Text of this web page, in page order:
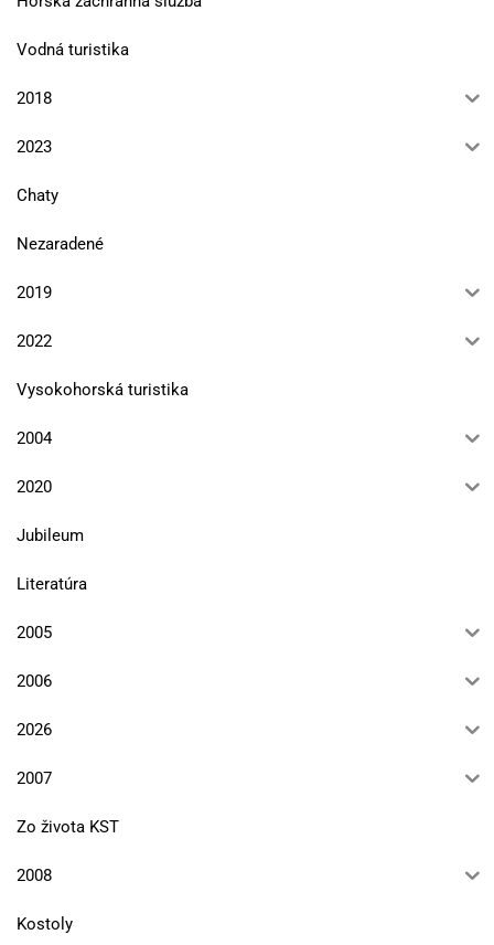
Vodná turistika
2018
2023
Chaty
Nezaradené
2019
2022
Vysokohorská turistika
2004
2020
Jubileum
Literatúra
2005
2006
2026
2007
Zo života KST
2008
Kostoly